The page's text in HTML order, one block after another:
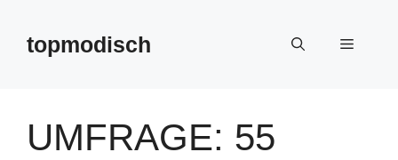
springentopmodisch Menü
UMFRAGE: 55